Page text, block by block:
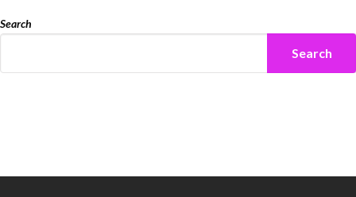
Search
Search